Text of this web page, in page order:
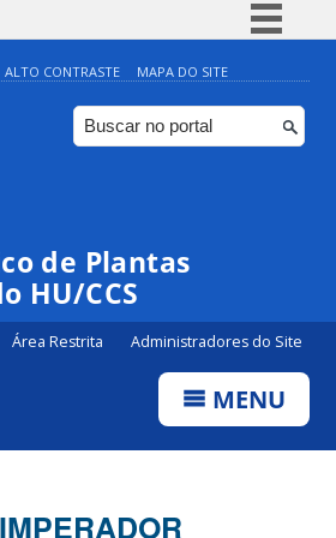
Simplifique!
Comunica BR
Participe
Canais
ALTO CONTRASTE MAPA DO SITE
de Plantas
HU/CCS
Área Restrita Administradores do Site
MENU